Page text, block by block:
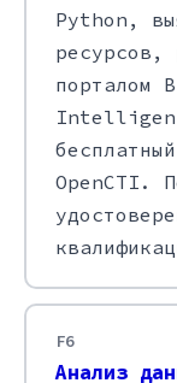
Python,
ресурсов,
порталом
OpenCTI.
F6
Анализ